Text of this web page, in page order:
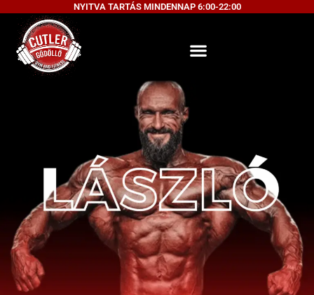
NYITVA TARTÁS MINDENNAP 6:00-22:00